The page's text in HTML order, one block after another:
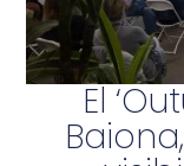
El